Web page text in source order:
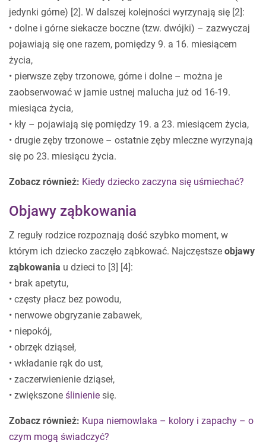
jedynki górne) [2]. W dalszej kolejności wyrzynają się [2]:
• dolne i górne siekacze boczne (tzw. dwójki) – zazwyczaj
pojawiają się one razem, pomiędzy 9. a 16. miesiącem
życia,
• pierwsze zęby trzonowe, górne i dolne – można je
zaobserwować w jamie ustnej malucha już od 16-19.
miesiąca życia,
• kły – pojawiają się pomiędzy 19. a 23. miesiącem życia,
• drugie zęby trzonowe – ostatnie zęby mleczne wyrzynają
się po 23. miesiącu życia.
Zobacz również: Kiedy dziecko zaczyna się uśmiechać?
Objawy ząbkowania
Z reguły rodzice rozpoznają dość szybko moment, w
którym ich dziecko zaczęło ząbkować. Najczęstsze objawy
ząbkowania u dzieci to [3] [4]:
• brak apetytu,
• częsty płacz bez powodu,
• nerwowe obgryzanie zabawek,
• niepokój,
• obrzęk dziąseł,
• wkładanie rąk do ust,
• zaczerwienienie dziąseł,
• zwiększone ślinienie się.
Zobacz również: Kupa niemowlaka – kolory i zapachy – o
czym mogą świadczyć?